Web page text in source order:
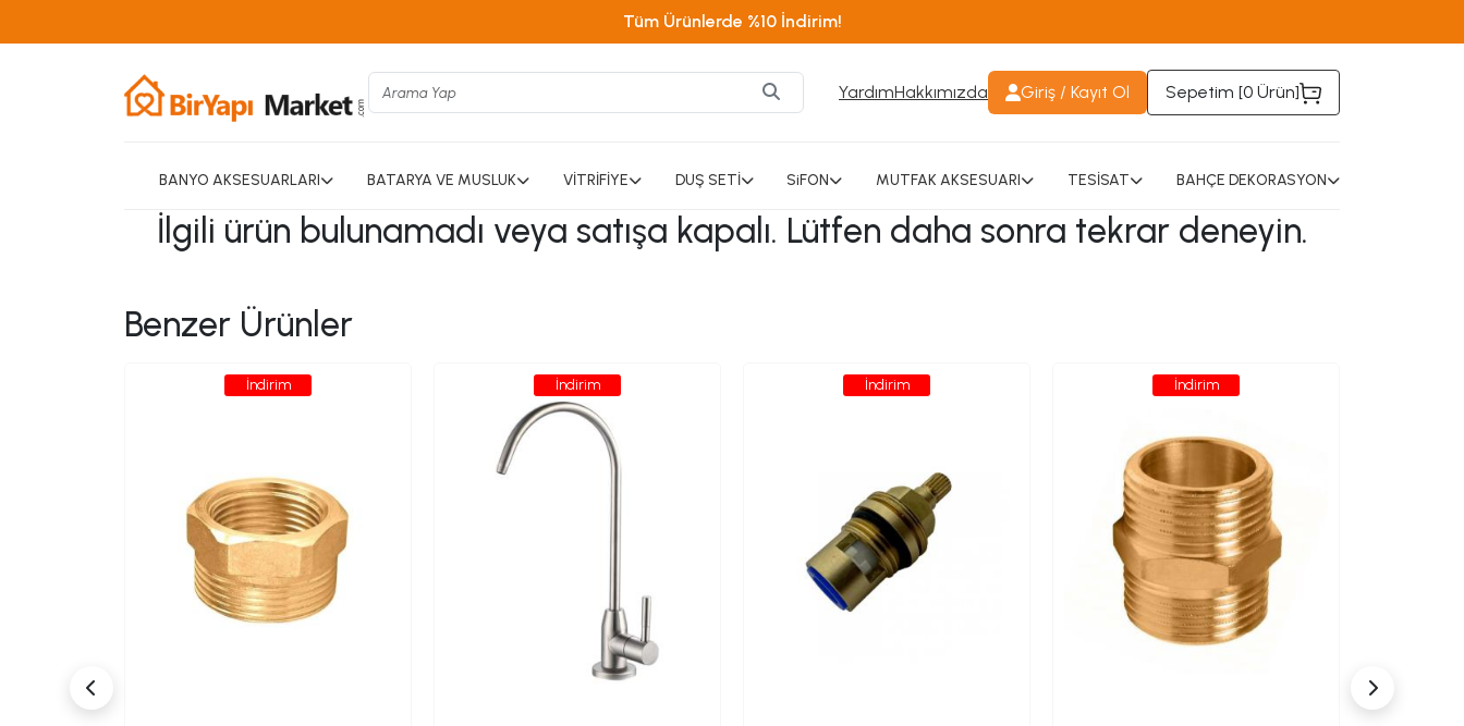
Tüm Ürünlerde %10 İndirim!
YardımHakkımızda Giriş / Kayıt Ol Sepetim [0 Ürün]
BANYO AKSESUARLARI BATARYA VE MUSLUK VİTRİFİYE DUŞ SETİ SiFON MUTFAK AKSESUARI TESİSAT BAHÇE DEKORASYON
İlgili ürün bulunamadı veya satışa kapalı. Lütfen daha sonra tekrar deneyin.
Benzer Ürünler
İndirim İndirim İndirim İndirim